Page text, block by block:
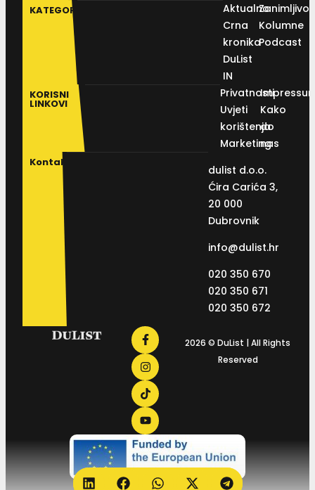
KATEGORIJE
Aktualno
Crna
kronika
DuList
IN
Kolumne
Podcast
KORISNI
LINKOVI
Privatnosti
Uvjeti
korištenja
Marketing
Kako
do
nas
Kontakt
dulist d.o.o.
Ćira Carića 3,
20 000
Dubrovnik
info@dulist.hr
020 350 670
020 350 671
020 350 672
2026 © DuList | All Rights
Reserved